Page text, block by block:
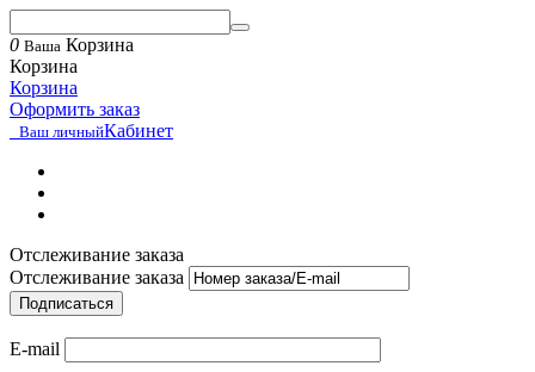
0 Ваша Корзина
Корзина
Корзина
Оформить заказ
Ваш личныйКабинет
Отслеживание заказа
Отслеживание заказа
Подписаться
E-mail